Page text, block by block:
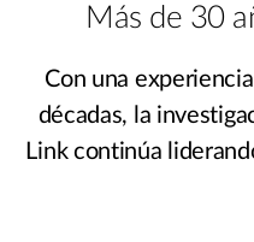
Más de 30
Con una
décadas, la
Link continúa